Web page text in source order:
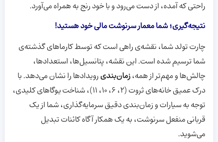
راحتی که آمده، از دست می‌رود و با خود رنج به همراه می‌آورد.
نتیجه‌گیری؛ شما معمار سرنوشت مالی خود هستید!
چارت تولد شما، نقشه‌ی راهی است که توسط کارماهای گذشته‌ی
شما ترسیم شده است. این نقشه، پتانسیل‌ها، استعدادها،
چالش‌ها و مهم‌تر از همه،زمان‌بندیرویدادها را نشان می‌دهد. با
درک عمیق خانه‌های ثروت (۲، ۶، ۱۰، ۱۱)، شناخت یوگاهای کلیدی،
توجه به سیارات و زمان‌بندی دقیق سرمایه‌گذاری، شما از یک
قربانی منفعل سرنوشت، به یک همکار آگاه کائنات تبدیل
می‌شوید.